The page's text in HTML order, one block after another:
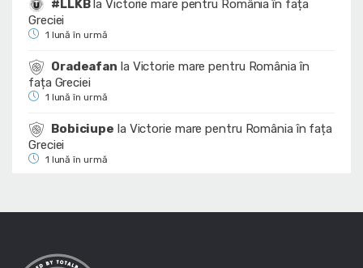
#LLKBlaVictorie mare pentru România în fața
Greciei
1 lună în urmă
Oradeafan la Victorie mare pentru România în
fața Greciei
1 lună în urmă
Bobiciupe la Victorie mare pentru România în fața
Greciei
1 lună în urmă